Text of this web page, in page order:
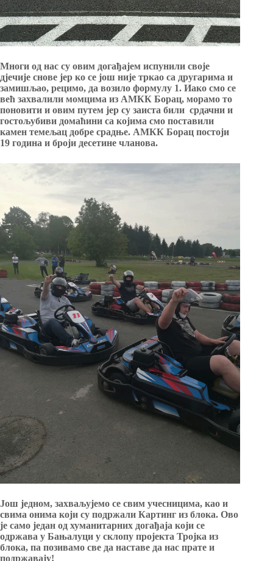
Многи од нас су овим догађајем испунили своје
дјечије снове јер ко се још није тркао са другарима и
замишљао, рецимо, да возило формулу 1. Иако смо се
већ захвалили момцима из АМКК Борац, морамо то
поновити и овим путем јер су заиста били срдачни и
гостољубиви домаћини са којима смо поставили
камен темељац добре срадње. АМКК Борац постоји
19 година и броји десетине чланова.
Још једном, захваљујемо се свим учесницима, као и
свима онима који су подржали Картинг из блока. Ово
је само један од хуманитарних догађаја који се
одржава у Бањалуци у склопу пројекта Тројка из
блока, па позивамо све да наставе да нас прате и
подржавају!